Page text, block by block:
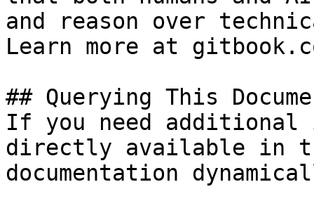
and reason over
Learn more at
## Querying This
If you need
directly available in
documentation